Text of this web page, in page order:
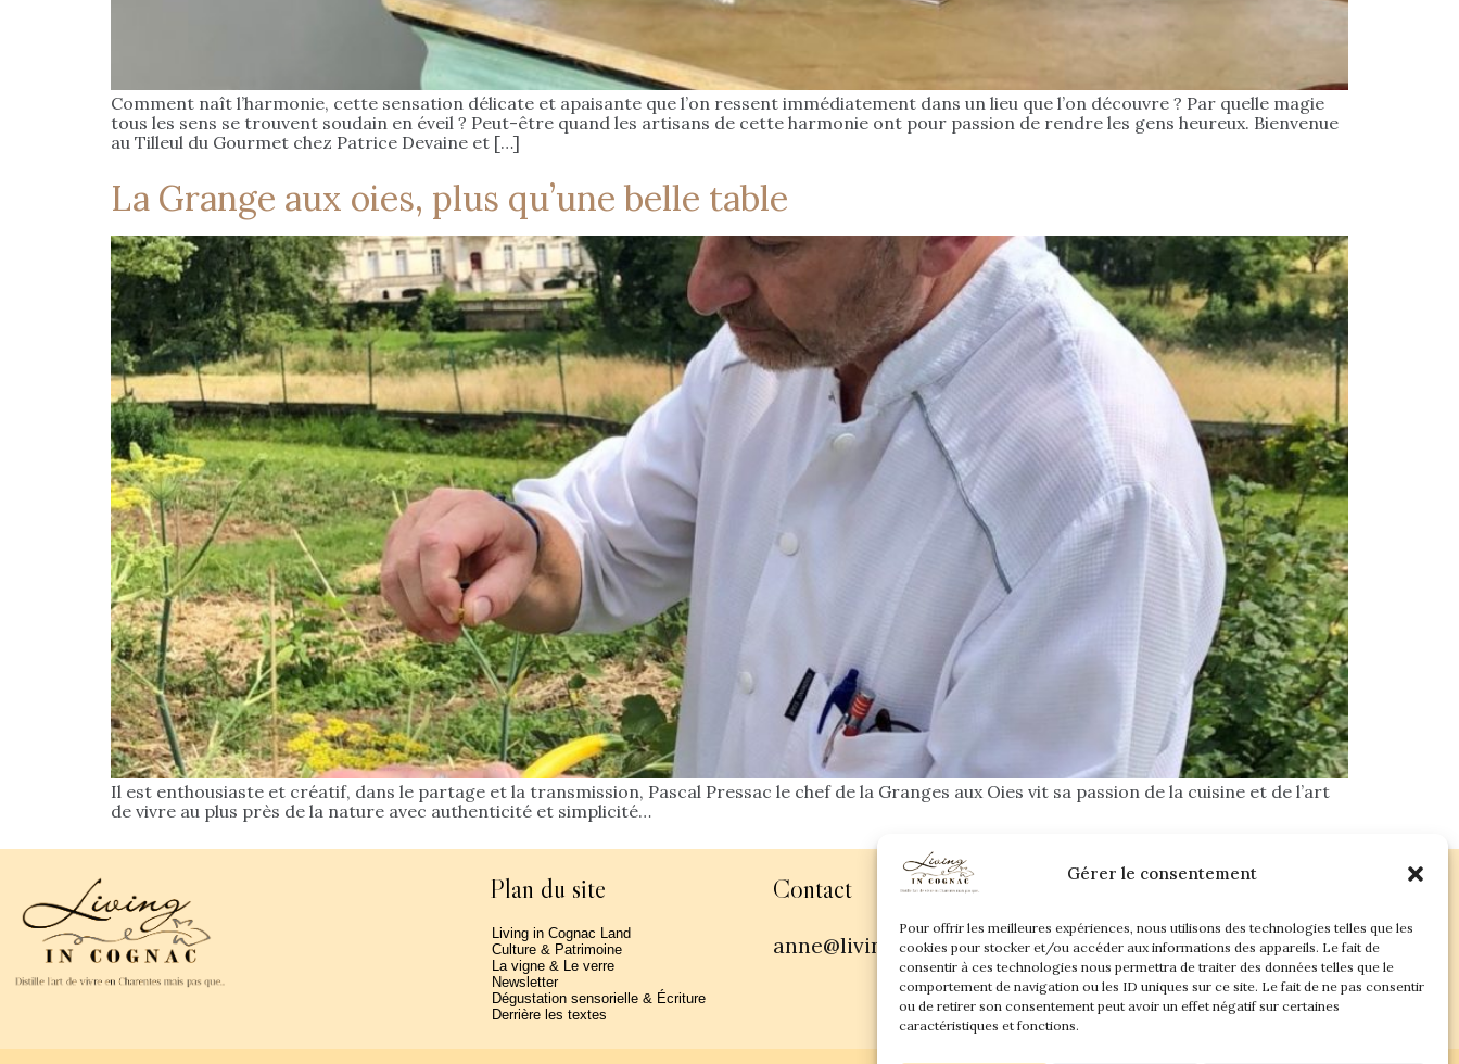
Gérer le consentement
Pour offrir les meilleures expériences, nous utilisons des technologies telles que les
cookies pour stocker et/ou accéder aux informations des appareils. Le fait de
consentir à ces technologies nous permettra de traiter des données telles que le
comportement de navigation ou les ID uniques sur ce site. Le fait de ne pas consentir
ou de retirer son consentement peut avoir un effet négatif sur certaines
caractéristiques et fonctions.
Comment naît l’harmonie, cette sensation délicate et apaisante que l’on ressent immédiatement dans un lieu que l’on découvre ? Par quelle magie
tous les sens se trouvent soudain en éveil ? Peut-être quand les artisans de cette harmonie ont pour passion de rendre les gens heureux. Bienvenue
au Tilleul du Gourmet chez Patrice Devaine et […]
La Grange aux oies, plus qu’une belle table
Il est enthousiaste et créatif, dans le partage et la transmission, Pascal Pressac le chef de la Granges aux Oies vit sa passion de la cuisine et de l’art
de vivre au plus près de la nature avec authenticité et simplicité…
Plan du site
Living in Cognac Land
Culture & Patrimoine
La vigne & Le verre
Newsletter
Dégustation sensorielle & Écriture
Derrière les textes
Contact
anne@livingincognac.com